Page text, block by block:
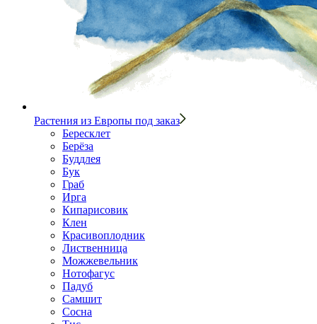
Растения из Европы под заказ
Бересклет
Берёза
Буддлея
Бук
Граб
Ирга
Кипарисовик
Клен
Красивоплодник
Лиственница
Можжевельник
Нотофагус
Падуб
Самшит
Сосна